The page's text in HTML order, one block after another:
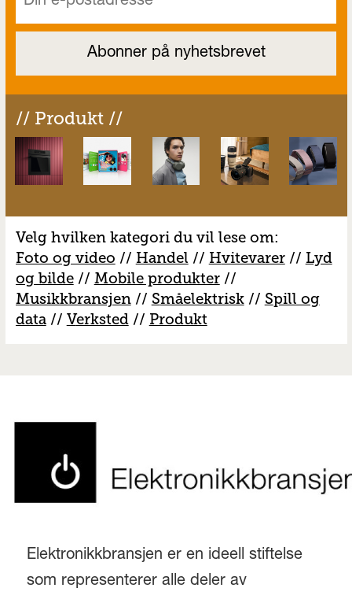
// Produkt //
Velg hvilken kategori du vil lese om:
Foto og video // Handel // Hvitevarer// Lyd
og bilde// Mobile produkter//
Musikkbransjen// Småelektrisk// Spill og
data// Verksted// Produkt
Elektronikkbransjen er en ideell stiftelse
som representerer alle deler av